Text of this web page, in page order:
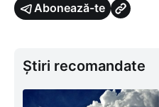
Abonează-te
Știri recomandate